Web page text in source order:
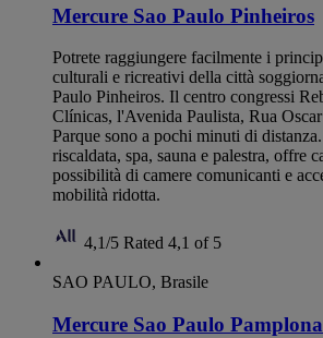
Mercure Sao Paulo Pinheiros
Potrete raggiungere facilmente i
culturali e ricreativi della città
Paulo Pinheiros. Il centro congressi
Clínicas, l'Avenida Paulista, Rua
Parque sono a pochi minuti di
riscaldata, spa, sauna e palestra, offre
possibilità di camere comunicanti e
mobilità ridotta.
4,1/5 Rated 4,1 of 5
SAO PAULO, Brasile
Mercure Sao Paulo Pamplona